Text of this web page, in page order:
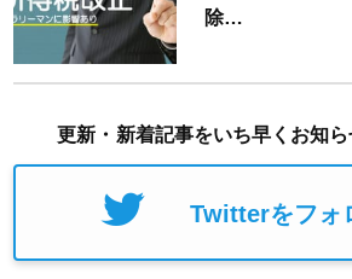
除…
更新・新着記事をいち早くお知ら
Twitterをフォ